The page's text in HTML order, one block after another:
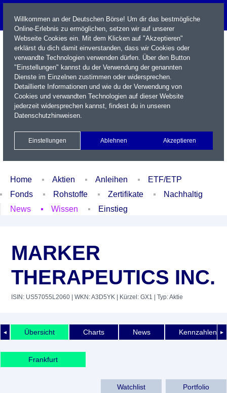
Name / WKN / ISIN / Kürzel
Xetra Realtime
Watchlist Portfolio Login
Home Aktien Anleihen
ETF/ETP
Fonds
Rohstoffe Zertifikate
Nachhaltig
News
Wissen Einstieg
MARKER
THERAPEUTICS INC.
ISIN: US57055L2060 | WKN: A3D5YK | Kürzel: GX1 | Typ: Aktie
◄ ►
Übersicht Charts News Kennzahlen
Frankfurt
Watchlist Portfolio
Willkommen an der Deutschen Börse! Um dir das bestmögliche
Online-Erlebnis zu ermöglichen, setzen wir auf unserer
Webseite Cookies ein. Mit dem Klicken auf "Akzeptieren"
erklärst du dich damit einverstanden, dass wir Cookies oder
verwandte Technologien verwenden dürfen. Über den Button
"Einstellungen" kannst du der Verwendung der genannten
Dienste im Einzelnen zustimmen oder widersprechen.
Detaillierte Informationen und wie du der Verwendung von
Cookies und verwandten Technologien auf dieser Website
jederzeit widersprechen kannst, findest du in unseren
Datenschutzhinweisen.
Einstellungen Ablehnen Akzeptieren